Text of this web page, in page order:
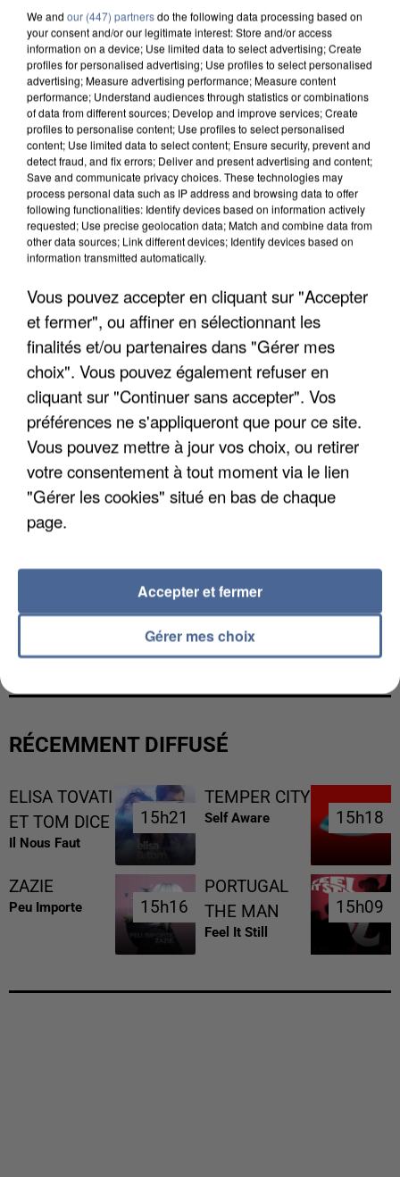
APRÈS TOUTES CES CANICULES, LES REFUGES
DE FAUNE SAUVAGE SONT...
L’UN DES FONDATEURS SUPPOSÉS DE LA DZ
RÉCEMMENT DIFFUSÉ
ELISA TOVATI
ET TOM DICE
Il Nous Faut
15h21
15h21
TEMPER CITY
Self Aware 15h18
15h18
ZAZIE
Peu Importe 15h16
15h16
PORTUGAL
THE MAN
Feel It Still
15h09
15h09
We and our (447) partnersdo the following data processing based on
your consent and/or our legitimate interest: Store and/or access
information on a device; Use limited data to select advertising; Create
profiles for personalised advertising; Use profiles to select personalised
advertising; Measure advertising performance; Measure content
performance; Understand audiences through statistics or combinations
of data from different sources; Develop and improve services; Create
profiles to personalise content; Use profiles to select personalised
content; Use limited data to select content; Ensure security, prevent and
detect fraud, and fix errors; Deliver and present advertising and content;
Save and communicate privacy choices. These technologies may
process personal data such as IP address and browsing data to offer
following functionalities: Identify devices based on information actively
requested; Use precise geolocation data; Match and combine data from
other data sources; Link different devices; Identify devices based on
information transmitted automatically.
Vous pouvez accepter en cliquant sur "Accepter
et fermer", ou affiner en sélectionnant les
finalités et/ou partenaires dans "Gérer mes
choix". Vous pouvez également refuser en
cliquant sur "Continuer sans accepter". Vos
préférences ne s'appliqueront que pour ce site.
Vous pouvez mettre à jour vos choix, ou retirer
votre consentement à tout moment via le lien
"Gérer les cookies" situé en bas de chaque
page.
Gérer mes choix
Accepter et fermer